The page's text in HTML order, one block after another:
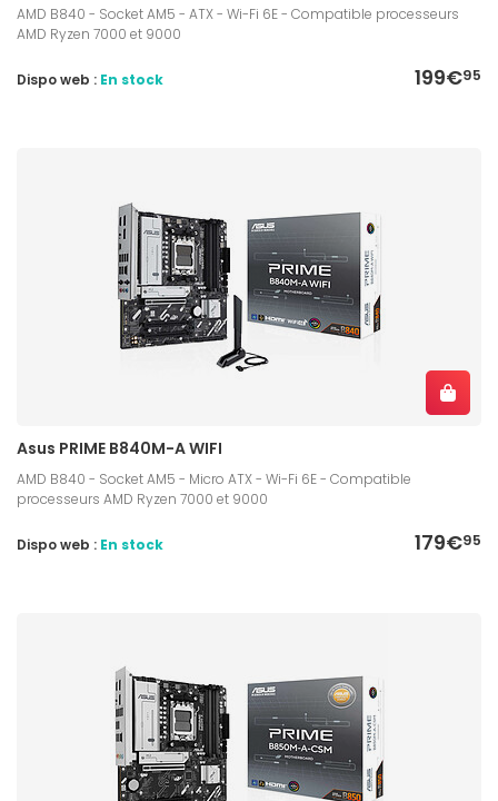
AMD B840 - Socket AM5 - ATX - Wi-Fi 6E - Compatible processeurs
AMD Ryzen 7000 et 9000
199€95
Dispo web : En stock
Asus PRIME B840M-A WIFI
AMD B840 - Socket AM5 - Micro ATX - Wi-Fi 6E - Compatible
processeurs AMD Ryzen 7000 et 9000
179€95
Dispo web : En stock